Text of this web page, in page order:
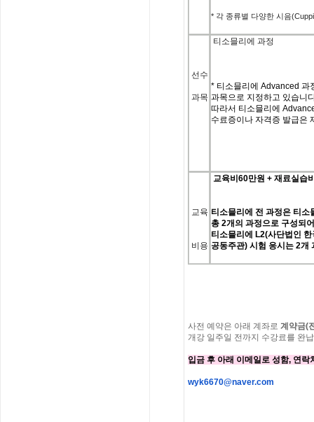
* 각 종류별 다양한 시음
선수
과목
티소믈리에 과정
* 티소믈리에 Advanced 과
과목으로 지정하고 있습니
따라서 티소믈리에
수료증이나 자격증 발급은
교육
비용
교육비60만원 + 재료실습
티소믈리에 전 과정은 티소
총 2개의 과정으로 구성되
티소믈리에
L2(사단법인 한
공동주관) 시험 응시는 2개
사전 예약은 아래 계좌로 계약금(
개강 일주일 전까지 수강료를 완
입금 후 아래 이메일로 성함, 연
wyk6670@naver.com